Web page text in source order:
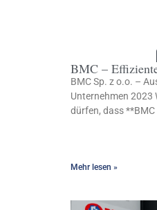
BMC –
BMC Sp. z o.o. –
Unternehmen 2023
dürfen, dass
Mehr lesen »